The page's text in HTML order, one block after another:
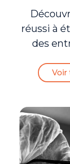
réussi à
des
Voir